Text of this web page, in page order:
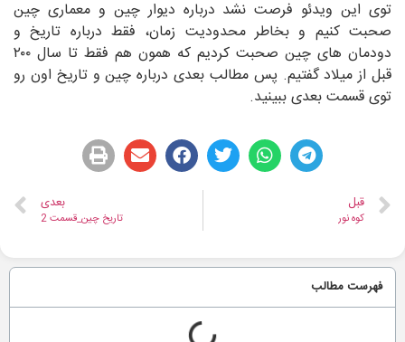
توی این ویدئو فرصت نشد درباره دیوار چین و معماری چین
صحبت کنیم و بخاطر محدودیت زمان، فقط درباره تاریخ و
دودمان های چین صحبت کردیم که همون هم فقط تا سال ۲۰۰
قبل از میلاد گفتیم. پس مطالب بعدی درباره چین و تاریخ اون رو
توی قسمت بعدی ببینید.
قبل
کوه نور
بعدی
تاریخ چین_قسمت 2
فهرست مطالب